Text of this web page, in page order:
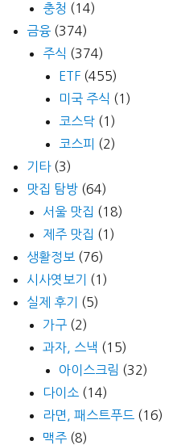
충청 (14)
금융 (374)
주식 (374)
ETF (455)
미국 주식 (1)
코스닥 (1)
코스피 (2)
기타(3)
맛집 탐방 (64)
서울 맛집 (18)
제주 맛집 (1)
생활정보 (76)
시사엿보기
(1)
실제 후기
(5)
가구 (2)
과자, 스낵 (15)
아이스크림 (32)
다이소 (14)
라면, 패스트푸드 (16)
맥주 (8)